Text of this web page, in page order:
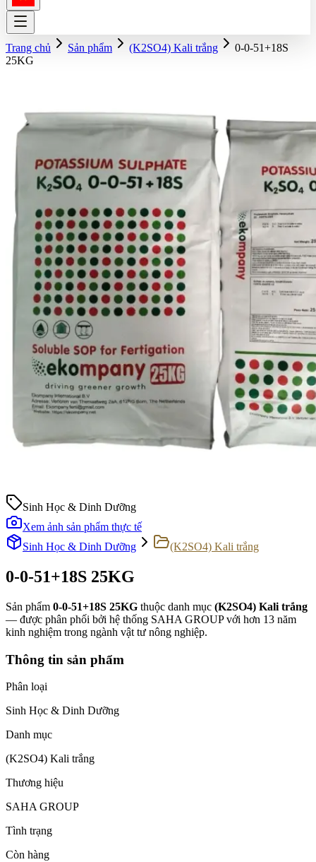
Trang chủ Sản phẩm (K2SO4) Kali trắng
0-0-51+18S
25KG
Sinh Học & Dinh Dưỡng
Xem ảnh sản phẩm thực tế
Sinh Học & Dinh Dưỡng
(K2SO4) Kali trắng
0-0-51+18S 25KG
Sản phẩm 0-0-51+18S 25KG thuộc danh mục (K2SO4) Kali trắng
— được phân phối bởi hệ thống SAHA GROUP với hơn 13 năm
kinh nghiệm trong ngành vật tư nông nghiệp.
Thông tin sản phẩm
Phân loại
Sinh Học & Dinh Dưỡng
Danh mục
(K2SO4) Kali trắng
Thương hiệu
SAHA GROUP
Tình trạng
Còn hàng